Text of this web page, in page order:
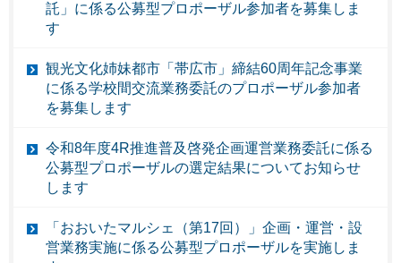
託」に係る公募型プロポーザル参加者を募集しま
す
観光文化姉妹都市「帯広市」締結60周年記念事業
に係る学校間交流業務委託のプロポーザル参加者
を募集します
令和8年度4R推進普及啓発企画運営業務委託に係る
公募型プロポーザルの選定結果についてお知らせ
します
「おおいたマルシェ（第17回）」企画・運営・設
営業務実施に係る公募型プロポーザルを実施しま